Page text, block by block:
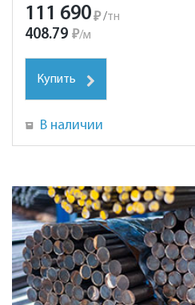
111 690₽ /тн
408.79 ₽/м
Купить
В наличии